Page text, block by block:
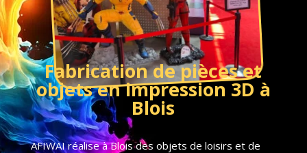
Fabrication de pièces et
objets en impression 3D à
Blois
AFIWAI réalise à Blois des objets de loisirs et de